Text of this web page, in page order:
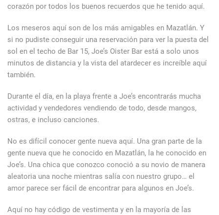
corazón por todos los buenos recuerdos que he tenido aquí.
Los meseros aquí son de los más amigables en Mazatlán. Y
si no pudiste conseguir una reservación para ver la puesta del
sol en el techo de Bar 15, Joe’s Oister Bar está a solo unos
minutos de distancia y la vista del atardecer es increíble aquí
también.
Durante el día, en la playa frente a Joe’s encontrarás mucha
actividad y vendedores vendiendo de todo, desde mangos,
ostras, e incluso canciones.
No es difícil conocer gente nueva aquí. Una gran parte de la
gente nueva que he conocido en Mazatlán, la he conocido en
Joe’s. Una chica que conozco conoció a su novio de manera
aleatoria una noche mientras salía con nuestro grupo… el
amor parece ser fácil de encontrar para algunos en Joe’s.
Aquí no hay código de vestimenta y en la mayoría de las